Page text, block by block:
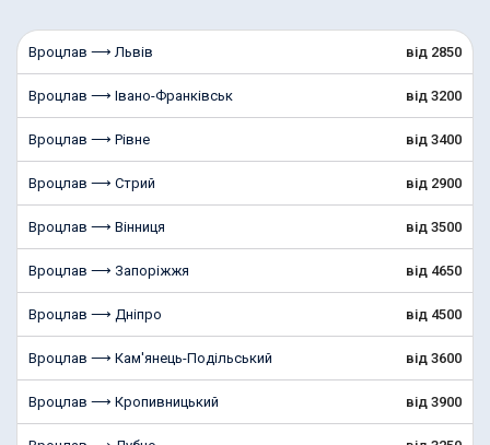
Вроцлав ⟶ Львів від 2850
Вроцлав ⟶ Івано-Франківськ від 3200
Вроцлав ⟶ Рівне від 3400
Вроцлав ⟶ Стрий від 2900
Вроцлав ⟶ Вінниця від 3500
Вроцлав ⟶ Запоріжжя від 4650
Вроцлав ⟶ Дніпро від 4500
Вроцлав ⟶ Кам'янець-Подільський від 3600
Вроцлав ⟶ Кропивницький від 3900